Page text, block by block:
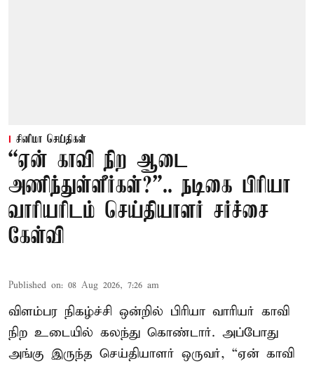
சினிமா செய்திகள்
“ஏன் காவி நிற ஆடை
அணிந்துள்ளீர்கள்?”.. நடிகை பிரியா
வாரியரிடம் செய்தியாளர் சர்ச்சை
கேள்வி
Published on: 08 Aug 2026, 7:26 am
விளம்பர நிகழ்ச்சி ஒன்றில் பிரியா வாரியர் காவி
நிற உடையில் கலந்து கொண்டார். அப்போது
அங்கு இருந்த செய்தியாளர் ஒருவர், “ஏன் காவி